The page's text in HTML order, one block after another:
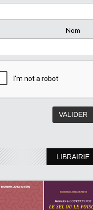
Nom
LIBRAIRIE